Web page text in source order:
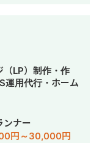
ベ
：6年 ・システ
月 ・現在：フリ
て活動中 前職
ムの運用保守・開
目線での設計力
した。特に「高
利便性の両立」
につけた正確さ
（LP）制作・作
運用代行・ホーム
スティング広告
動画編集
ンナー
円～30,000円